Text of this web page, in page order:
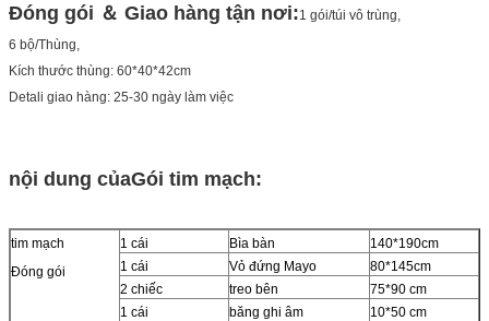
Đóng gói ＆ Giao hàng tận nơi:1 gói/túi vô trùng,
6 bộ/Thùng,
Kích thước thùng: 60*40*42cm
Detali giao hàng: 25-30 ngày làm việc
nội dung củaGói tim mạch:
tim mạch
Đóng gói
1 cái Bìa bàn
140*190cm
1 cái
Vỏ đứng Mayo
80*145cm
2 chiếc
treo bên
75*90 cm
1 cái
băng ghi âm
10*50 cm